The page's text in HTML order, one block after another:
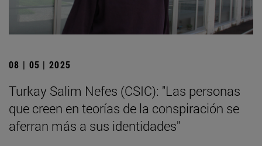
08 | 05 | 2025
Turkay Salim Nefes (CSIC): "Las personas
que creen en teorías de la conspiración se
aferran más a sus identidades"